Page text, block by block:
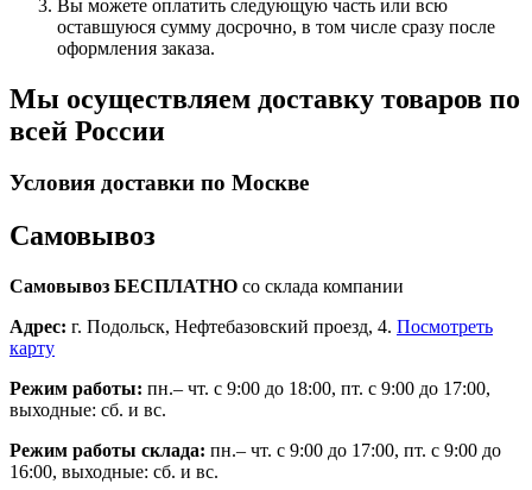
Вы можете оплатить следующую часть или всю
оставшуюся сумму досрочно, в том числе сразу после
оформления заказа.
Мы осуществляем доставку товаров по
всей России
Условия доставки по Москве
Самовывоз
Самовывоз БЕСПЛАТНО со склада компании
Адрес: г. Подольск, Нефтебазовский проезд, 4. Посмотреть
карту
Режим работы: пн.– чт. с 9:00 до 18:00, пт. с 9:00 до 17:00,
выходные: сб. и вс.
Режим работы склада: пн.– чт. с 9:00 до 17:00, пт. с 9:00 до
16:00, выходные: сб. и вс.